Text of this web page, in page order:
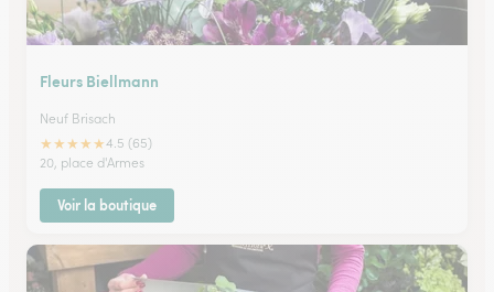
Fleurs Biellmann
Neuf Brisach
★★★★★4.5 (65)
20, place d'Armes
Voir la boutique